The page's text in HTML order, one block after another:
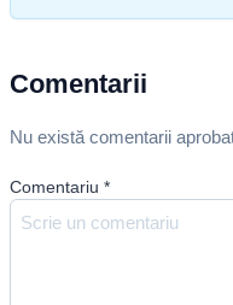
Comentarii
Nu există comentarii
Comentariu *